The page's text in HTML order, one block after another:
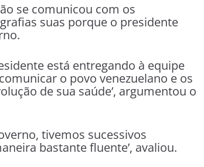
se comunicou com os
suas porque o presidente
está entregando à equipe
o povo venezuelano e os
de sua saúde’, argumentou o
tivemos sucessivos
bastante fluente’, avaliou.